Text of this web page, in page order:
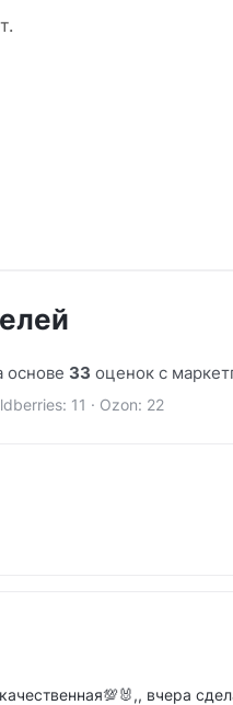
основе 33 оценок с
11 · Ozon: 22
вчера